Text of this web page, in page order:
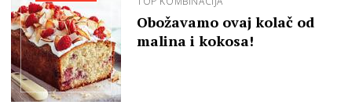
Obožavamo ovaj kolač od
malina i kokosa!